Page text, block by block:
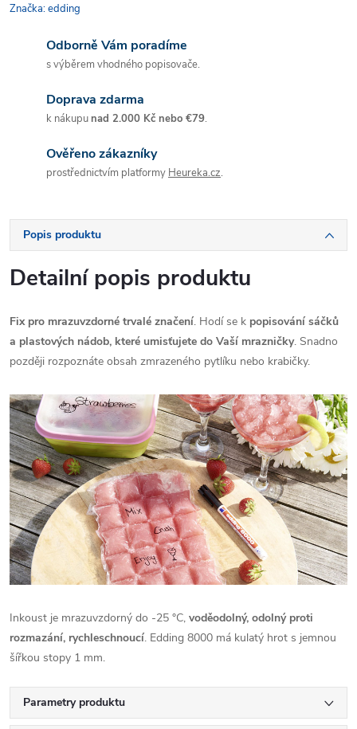
Značka:edding
Odborně Vám poradíme
s výběrem vhodného popisovače.
Doprava zdarma
k nákupunad 2.000 Kč nebo €79.
Ověřeno zákazníky
prostřednictvím platformy Heureka.cz.
Popis produktu
Detailní popis produktu
Fix pro mrazuvzdorné trvalé značení. Hodí se k popisování sáčků
a plastových nádob, které umisťujete do Vaší mrazničky. Snadno
později rozpoznáte obsah zmrazeného pytlíku nebo krabičky.
Inkoust je mrazuvzdorný do -25 °C, voděodolný, odolný proti
rozmazání, rychleschnoucí. Edding 8000 má kulatý hrot s jemnou
šířkou stopy 1 mm.
Parametry produktu